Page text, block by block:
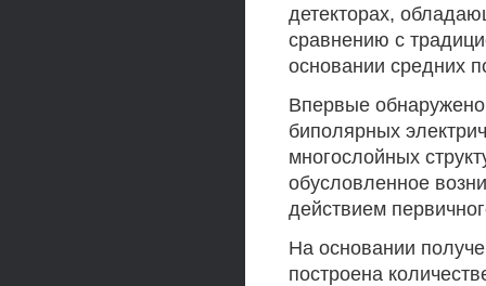
детекторах,
сравнению с
основании средних
Впервые
биполярных
многослойных
обусловленное
действием
На основании
построена